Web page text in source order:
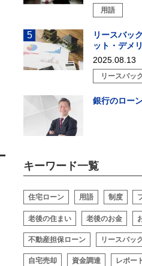
用語
リースバッ
ット・デメ
2025.08.13
リースバッ
銀行のロー
キーワード一覧
住宅ローン 用語 制度
老後の住まい 老後のお金
不動産担保ローン リースバッ
自宅売却 資金調達 レポー